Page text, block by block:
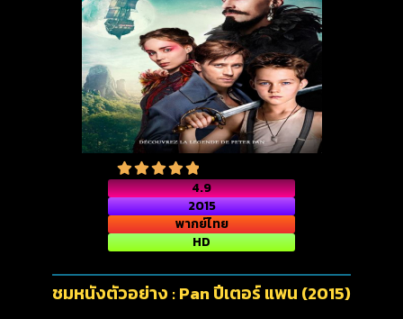
4.9
2015
พากย์ไทย
HD
ชมหนังตัวอย่าง : Pan ปีเตอร์ แพน (2015)